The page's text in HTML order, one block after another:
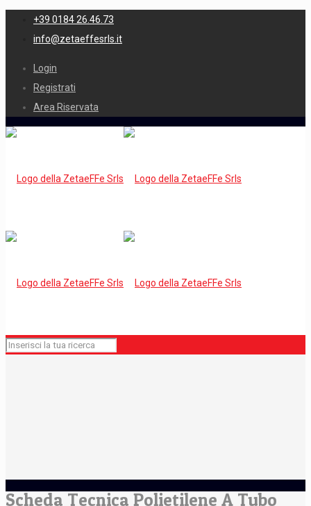
+39 0184 26.46.73
info@zetaeffesrls.it
Login
Registrati
Area Riservata
Scheda Tecnica Polietilene A Tubo